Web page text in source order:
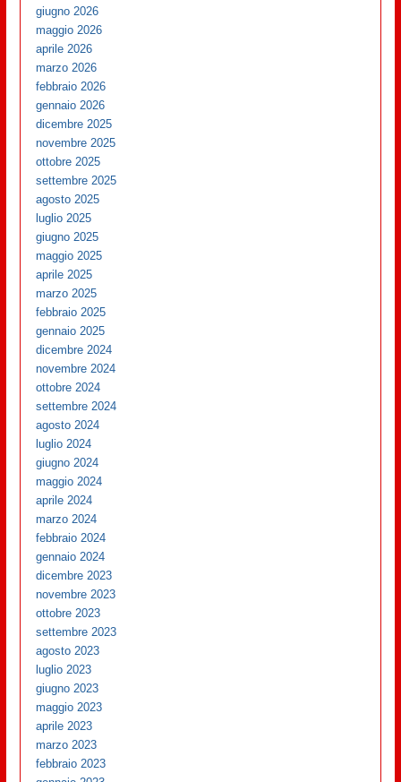
giugno 2026
maggio 2026
aprile 2026
marzo 2026
febbraio 2026
gennaio 2026
dicembre 2025
novembre 2025
ottobre 2025
settembre 2025
agosto 2025
luglio 2025
giugno 2025
maggio 2025
aprile 2025
marzo 2025
febbraio 2025
gennaio 2025
dicembre 2024
novembre 2024
ottobre 2024
settembre 2024
agosto 2024
luglio 2024
giugno 2024
maggio 2024
aprile 2024
marzo 2024
febbraio 2024
gennaio 2024
dicembre 2023
novembre 2023
ottobre 2023
settembre 2023
agosto 2023
luglio 2023
giugno 2023
maggio 2023
aprile 2023
marzo 2023
febbraio 2023